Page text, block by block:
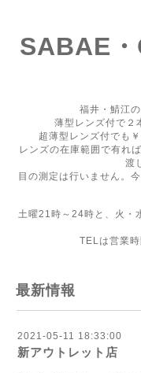
SABAE
福井・鯖江
薄型レンズ付で
超薄型レンズ付でも
レンズの在庫範囲で有れ
渡
目の測定は行いません。
土曜21時～24時と、火・
TELは営業時
最新情報
2021-05-11 18:33:00
新アウトレット店